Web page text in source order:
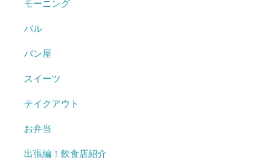
モーニング
バル
パン屋
スイーツ
テイクアウト
お弁当
出張編！飲食店紹介